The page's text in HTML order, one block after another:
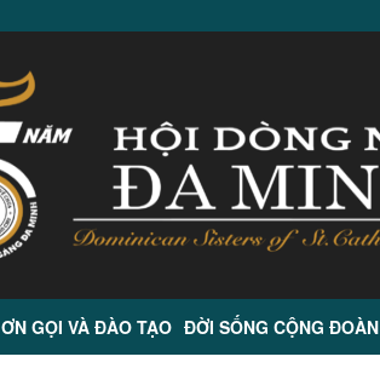
ƠN GỌI VÀ ĐÀO TẠO ĐỜI SỐNG CỘNG ĐOÀN